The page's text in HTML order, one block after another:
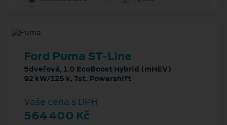
Ford Puma ST-Line
5dveřová, 1.0 EcoBoost Hybrid (mHEV)
92 kW/125 k, 7st. Powershift
Vaše cena s DPH
564 400 Kč